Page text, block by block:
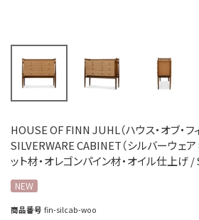
HOUSE OF FINN JUHL（ハウス・オブ・フ
SILVERWARE CABINET（シルバーウェア
ット材・オレゴンパイン材・オイル仕上
NEW
商品番号 fin-silcab-woo